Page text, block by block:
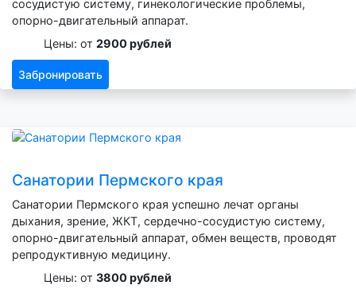
сосудистую систему, гинекологические проблемы,
опорно-двигательный аппарат.
Цены: от 2900 рублей
Забронировать
Санатории Пермского края
Санатории Пермского края успешно лечат органы
дыхания, зрение, ЖКТ, сердечно-сосудистую систему,
опорно-двигательный аппарат, обмен веществ, проводят
репродуктивную медицину.
Цены: от 3800 рублей